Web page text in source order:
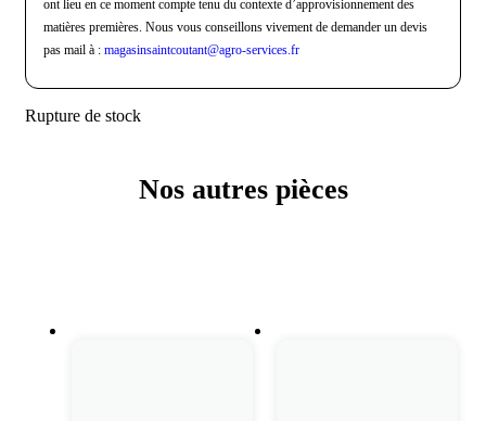
ont lieu en ce moment compte tenu du contexte d’approvisionnement des
matières premières. Nous vous conseillons vivement de demander un devis
pas mail à :magasinsaintcoutant@agro-services.fr
Rupture de stock
Nos autres pièces